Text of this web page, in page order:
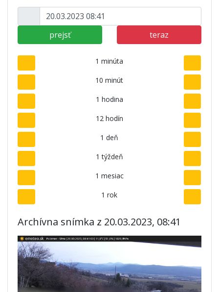
prejsť teraz
1 minúta
10 minút
1 hodina
12 hodín
1 deň
1 týždeň
1 mesiac
1 rok
Archívna snímka z 20.03.2023, 08:41